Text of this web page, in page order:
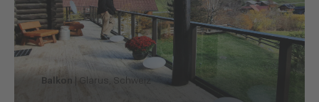
Balkon | Glarus, Schweiz